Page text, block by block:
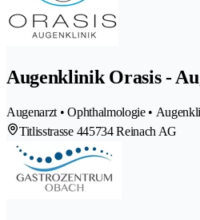
Augenklinik Orasis -
Augenarzt • Ophthalmologie •
Titlisstrasse 445734 Reinach AG